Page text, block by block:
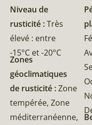
Niveau de
rusticité :Très
élevé : entre
-15°C et -20°C
Zones
géoclimatiques
de rusticité :Zone
tempérée, Zone
méditerranéenne,